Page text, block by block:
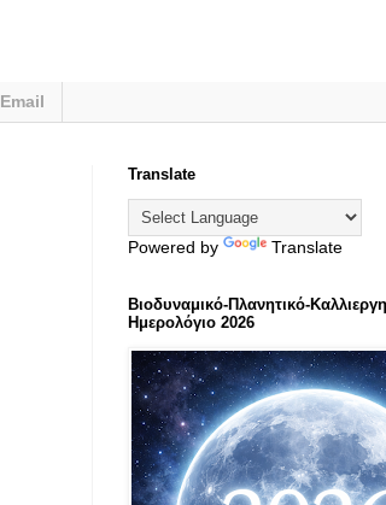
Email
Translate
Powered by Translate
Βιοδυναμικό-Πλανητικό-
Ημερολόγιο 2026